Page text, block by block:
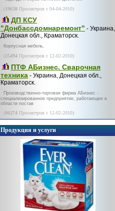
(19638 Просмотров с 04-04-2010)
ДП КСУ
"Донбассдомнаремонт" - Украина,
Донецкая обл., Краматорск.
Корпусная мебель.
(25494 Просмотров с 12-02-2010)
ПТФ АБизнес. Сварочная
техника - Украина, Донецкая обл.,
Краматорск.
Производственно-торговая фирма АБизнес -
специализированное предприятие, работающее в
области постав
(86274 Просмотров с 12-02-2010)
Продукция и услуги